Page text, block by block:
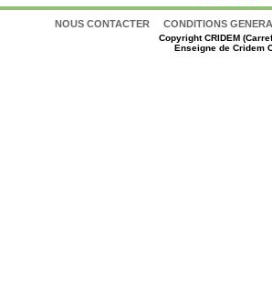
NOUS CONTACTER CONDITIONS
CopyrightCRIDEM
Enseigne de Cridem